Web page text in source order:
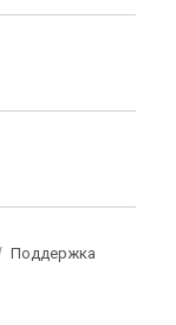
Поддержка